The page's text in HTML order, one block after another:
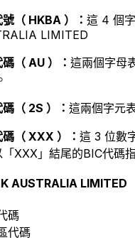
（ HKBA ）： 這 4 個
LIMITED
（ AU ）： 這兩個字母
（ 2S ）： 這兩個字元
（ XXX ）： 這 3 位數
「XXX」結尾的BIC代碼
AUSTRALIA LIMITED
碼
代碼